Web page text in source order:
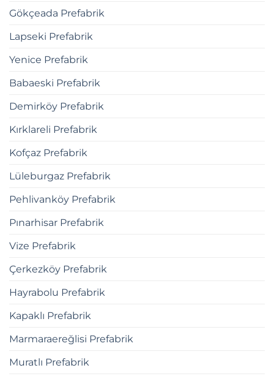
Gökçeada Prefabrik
Lapseki Prefabrik
Yenice Prefabrik
Babaeski Prefabrik
Demirköy Prefabrik
Kırklareli Prefabrik
Kofçaz Prefabrik
Lüleburgaz Prefabrik
Pehlivanköy Prefabrik
Pınarhisar Prefabrik
Vize Prefabrik
Çerkezköy Prefabrik
Hayrabolu Prefabrik
Kapaklı Prefabrik
Marmaraereğlisi Prefabrik
Muratlı Prefabrik